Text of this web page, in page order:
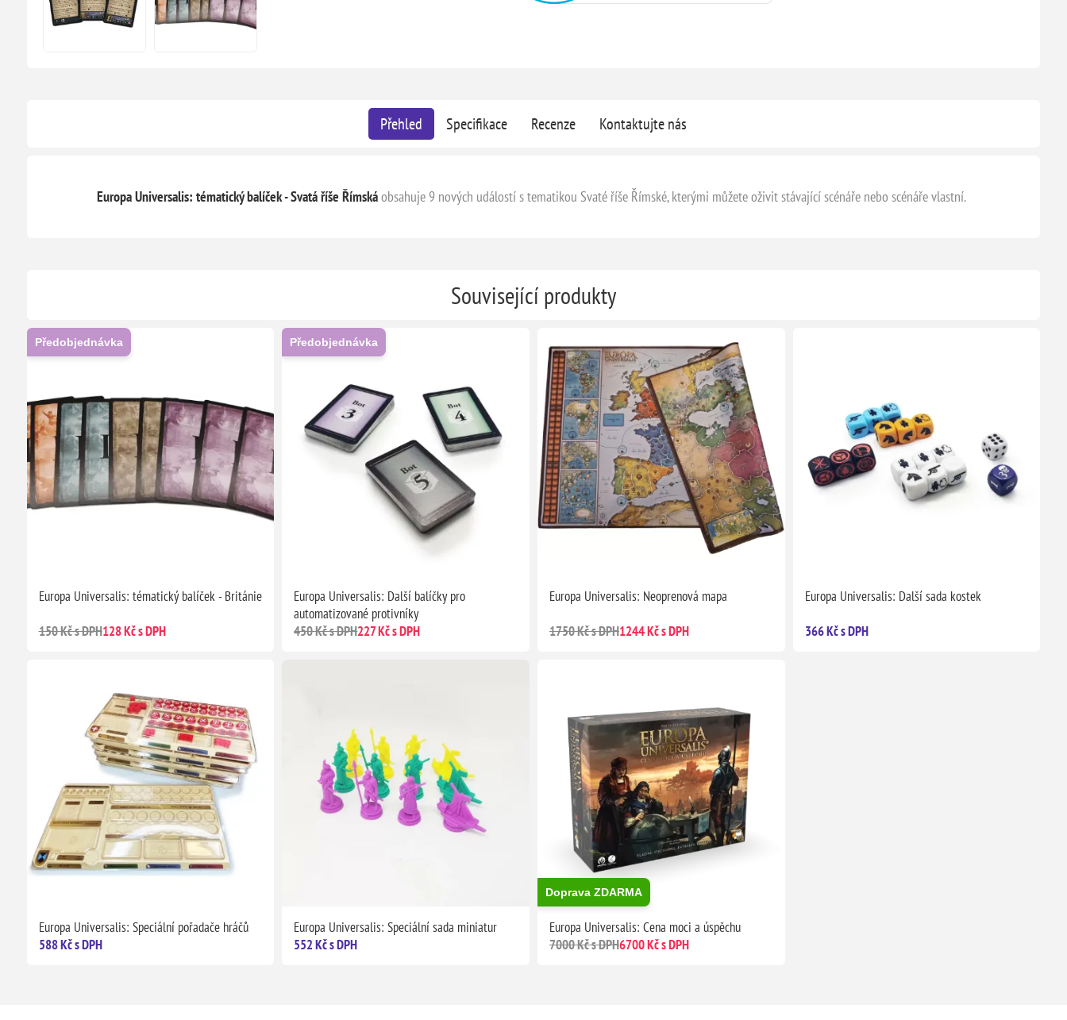
Přehled Specifikace Recenze Kontaktujte nás
Europa Universalis: tématický balíček - Svatá říše Římskáobsahuje 9 nových událostí s tematikou Svaté říše Římské, kterými můžete oživit stávající scénáře nebo scénáře vlastní.
Související produkty
Předobjednávka
Europa Universalis: tématický balíček - Británie
150 Kč s DPH128 Kč s DPH
Předobjednávka
Europa Universalis: Další balíčky pro
automatizované protivníky
450 Kč s DPH227 Kč s DPH
Europa Universalis: Neoprenová mapa
1750 Kč s DPH1244 Kč s DPH
Europa Universalis: Další sada kostek
366 Kč s DPH
Europa Universalis: Speciální pořadače hráčů
588 Kč s DPH
Europa Universalis: Speciální sada miniatur
552 Kč s DPH
Doprava ZDARMA
Europa Universalis: Cena moci a úspěchu
7000 Kč s DPH6700 Kč s DPH